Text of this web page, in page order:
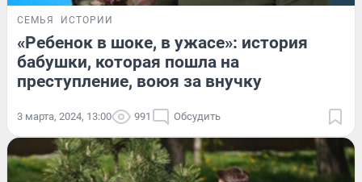
СЕМЬЯ ИСТОРИИ
«Ребенок в шоке, в ужасе»: история
бабушки, которая пошла на
преступление, воюя за внучку
3 марта, 2024, 13:00 991 Обсудить